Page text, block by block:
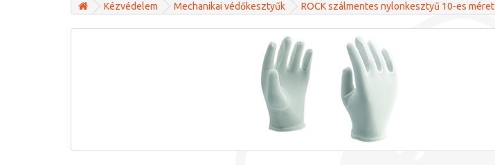
Kézvédelem Mechanikai védőkesztyűk ROCK szálmentes nylonkesztyű 10-es méret